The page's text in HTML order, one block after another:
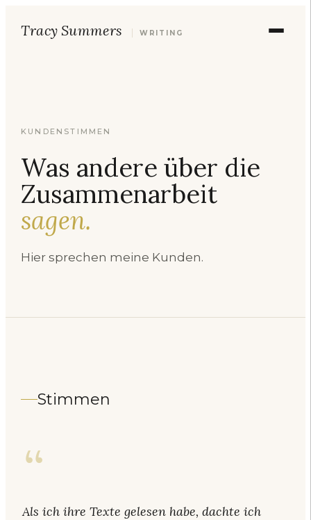
Tracy Summers WRITING
KUNDENSTIMMEN
Was andere über die
Zusammenarbeit
sagen.
Hier sprechen meine Kunden.
Stimmen
“
Als ich ihre Texte gelesen habe, dachte ich